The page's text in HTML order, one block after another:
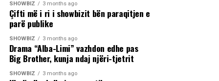
SHOWBIZ 3 months ago
Çifti më i ri i showbizit bën paraqitjen e
parë publike
SHOWBIZ 3 months ago
Drama “Alba-Limi” vazhdon edhe pas
Big Brother, kunja ndaj njëri-tjetrit
SHOWBIZ 3 months ago